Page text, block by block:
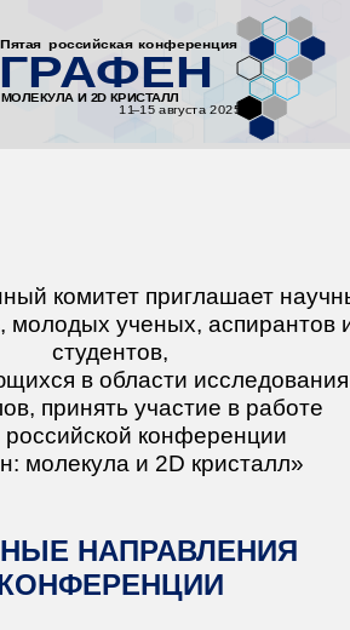
комитет приглашает
молодых ученых, аспирантов
студентов,
в области
принять участие в работе
российской конференции
молекула и 2D кристалл»
НАПРАВЛЕНИЯ